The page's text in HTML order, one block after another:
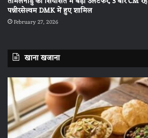
पन्नीरसेल्वम DMK में हुए शामिल
February 27, 2026
खाना खजाना